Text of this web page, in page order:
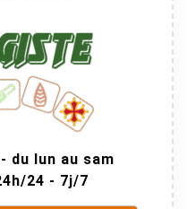
du lun au sam
24 - 7j/7